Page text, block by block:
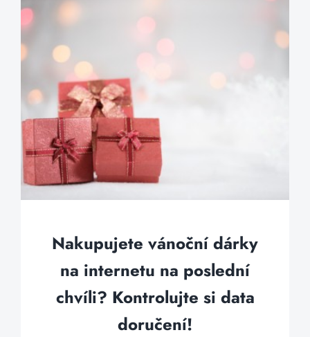
Nakupujete vánoční dárky
na internetu na poslední
chvíli? Kontrolujte si data
doručení!